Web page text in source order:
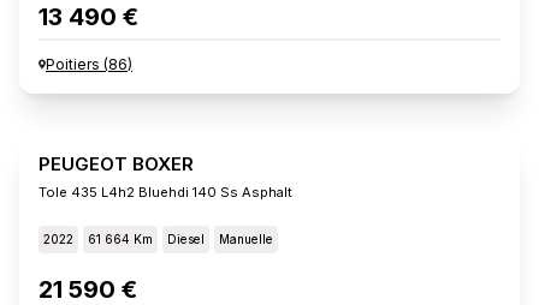
13 490 €
Poitiers (86)
PEUGEOT BOXER
Tole 435 L4h2 Bluehdi 140 Ss Asphalt
2022 61 664 Km Diesel Manuelle
21 590 €